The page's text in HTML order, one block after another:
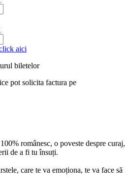
aici
biletelor
pot solicita factura pe
românesc, o poveste despre curaj,
de a fi tu însuți.
care te va emoționa, te va face să